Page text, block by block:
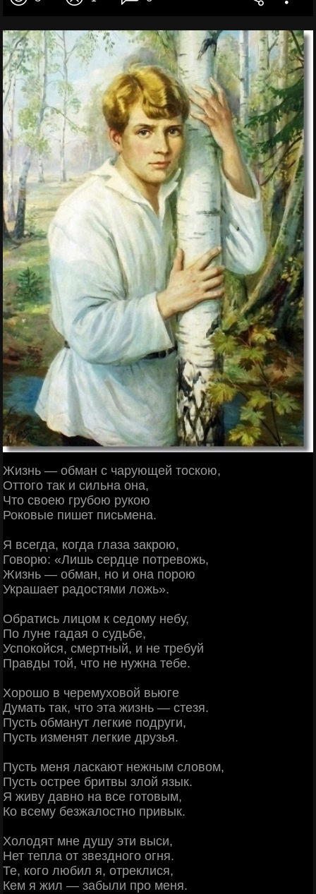
Жизнь — обман с чарующей тоскою,
Оттого так и сильна она,
Что своею грубою рукою
Роковые пишет письмена.
Я всегда, когда глаза закрою,
Говорю: «Лишь сердце потревожь,
Жизнь — обман, но и она порою
Украшает радостями ложь».
Обратись лицом к седому небу,
По луне гадая о судьбе,
Успокойся, смертный, и не требуй
Правды той, что не нужна тебе.
Хорошо в черемуховой вьюге
Думать так, что эта жизнь — стезя.
Пусть обманут легкие подруги,
Пусть изменят легкие друзья.
Пусть меня ласкают нежным словом,
Пусть острее бритвы злой язык.
Я живу давно на все готовым,
Ко всему безжалостно привык.
Холодят мне душу эти выси,
Нет тепла от звездного огня.
Те, кого любил я, отреклися,
Кем я жил — забыли про меня.